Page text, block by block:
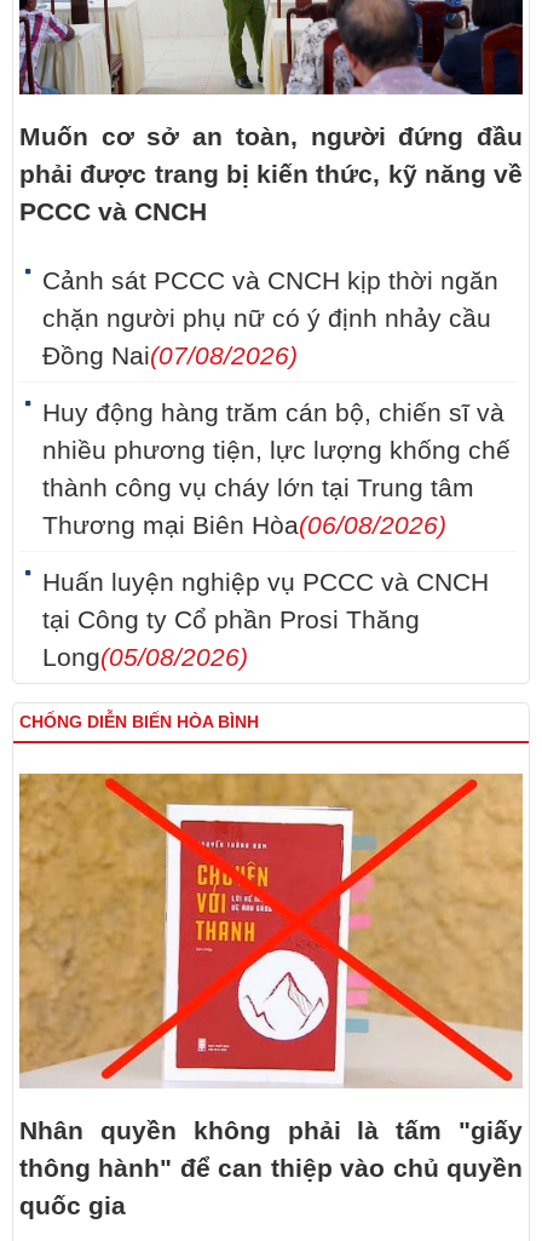
Muốn cơ sở an toàn, người đứng đầu
phải được trang bị kiến thức, kỹ năng về
PCCC và CNCH
Cảnh sát PCCC và CNCH kịp thời ngăn
chặn người phụ nữ có ý định nhảy cầu
Đồng Nai(07/08/2026)
Huy động hàng trăm cán bộ, chiến sĩ và
nhiều phương tiện, lực lượng khống chế
thành công vụ cháy lớn tại Trung tâm
Thương mại Biên Hòa(06/08/2026)
Huấn luyện nghiệp vụ PCCC và CNCH
tại Công ty Cổ phần Prosi Thăng
Long(05/08/2026)
CHỐNG DIỄN BIẾN HÒA BÌNH
Nhân quyền không phải là tấm "giấy
thông hành" để can thiệp vào chủ quyền
quốc gia